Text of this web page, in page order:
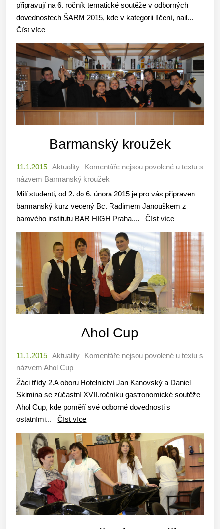
připravují na 6. ročník tematické soutěže v odborných
dovednostech ŠARM 2015, kde v kategorii líčení, nail...
Číst více
Barmanský kroužek
11.1.2015 Aktuality Komentáře nejsou povolené u textu s
názvem Barmanský kroužek
Milí studenti, od 2. do 6. února 2015 je pro vás připraven
barmanský kurz vedený Bc. Radimem Janouškem z
barového institutu BAR HIGH Praha....Číst více
Ahol Cup
11.1.2015 Aktuality Komentáře nejsou povolené u textu s
názvem Ahol Cup
Žáci třídy 2.A oboru Hotelnictví Jan Kanovský a Daniel
Skimina se zúčastní XVII.ročníku gastronomické soutěže
Ahol Cup, kde poměří své odborné dovednosti s
ostatními...Číst více